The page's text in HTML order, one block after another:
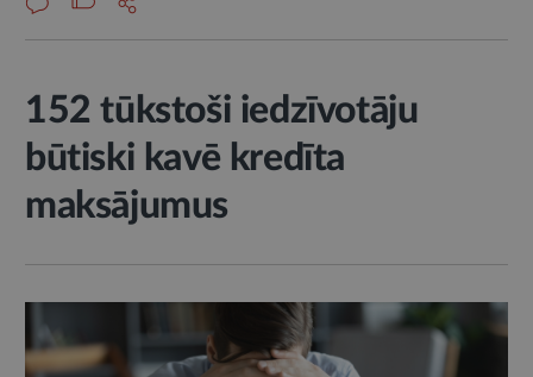
152 tūkstoši iedzīvotāju
būtiski kavē kredīta
maksājumus